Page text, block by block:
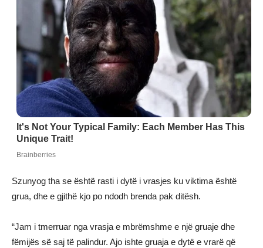
Szunyog tha se është rasti i dytë i vrasjes ku viktima është
grua, dhe e gjithë kjo po ndodh brenda pak ditësh.
“Jam i tmerruar nga vrasja e mbrëmshme e një gruaje dhe
fëmijës së saj të palindur. Ajo ishte gruaja e dytë e vrarë që